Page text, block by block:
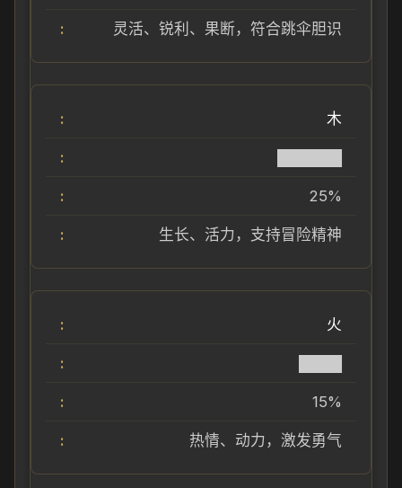
灵活、锐利、果断，符合跳伞胆识
木
25%
生长、活力，支持冒险精神
火
15%
热情、动力，激发勇气